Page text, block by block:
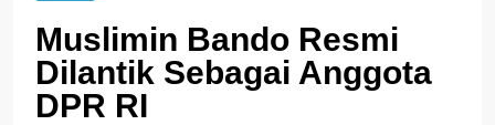
Muslimin Bando Resmi
Dilantik Sebagai Anggota
DPR RI